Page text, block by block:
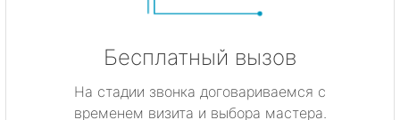
Бесплатный вызов
На стадии звонка договариваемся с
временем визита и выбора мастера.